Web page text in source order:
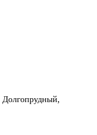
Долгопрудный,